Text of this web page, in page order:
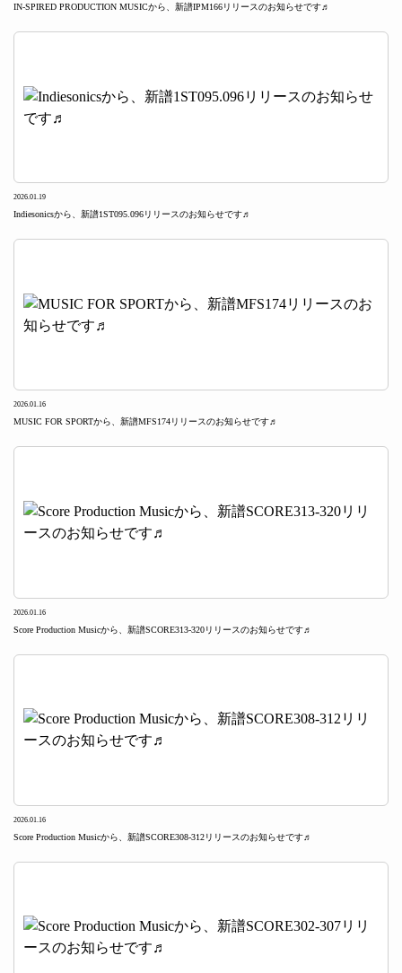
IN-SPIRED PRODUCTION MUSICから、新譜IPM166リリースのお知らせです♬
2026.01.19
Indiesonicsから、新譜1ST095.096リリースのお知らせです♬
2026.01.16
MUSIC FOR SPORTから、新譜MFS174リリースのお知らせです♬
2026.01.16
Score Production Musicから、新譜SCORE313-320リリースのお知らせです♬
2026.01.16
Score Production Musicから、新譜SCORE308-312リリースのお知らせです♬